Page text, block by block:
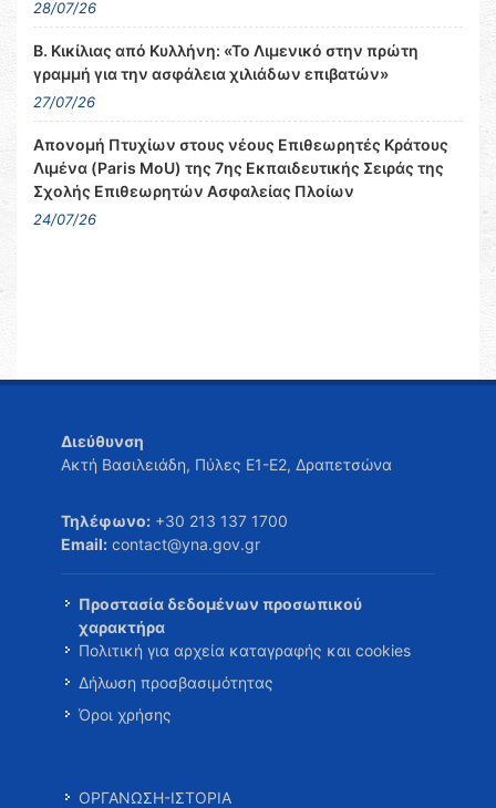
28/07/26
Β. Κικίλιας από Κυλλήνη: «Το Λιμενικό στην πρώτη
γραμμή για την ασφάλεια χιλιάδων επιβατών»
27/07/26
Απονομή Πτυχίων στους νέους Επιθεωρητές Κράτους
Λιμένα (Paris MoU) της 7ης Εκπαιδευτικής Σειράς της
Σχολής Επιθεωρητών Ασφαλείας Πλοίων
24/07/26
Διεύθυνση
Ακτή Βασιλειάδη, Πύλες Ε1-Ε2, Δραπετσώνα
Τηλέφωνο: +30 213 137 1700
Email: contact@yna.gov.gr
Προστασία δεδομένων προσωπικού
χαρακτήρα
Πολιτική για αρχεία καταγραφής και cookies
Δήλωση προσβασιμότητας
Όροι χρήσης
ΟΡΓΑΝΩΣΗ-ΙΣΤΟΡΙΑ